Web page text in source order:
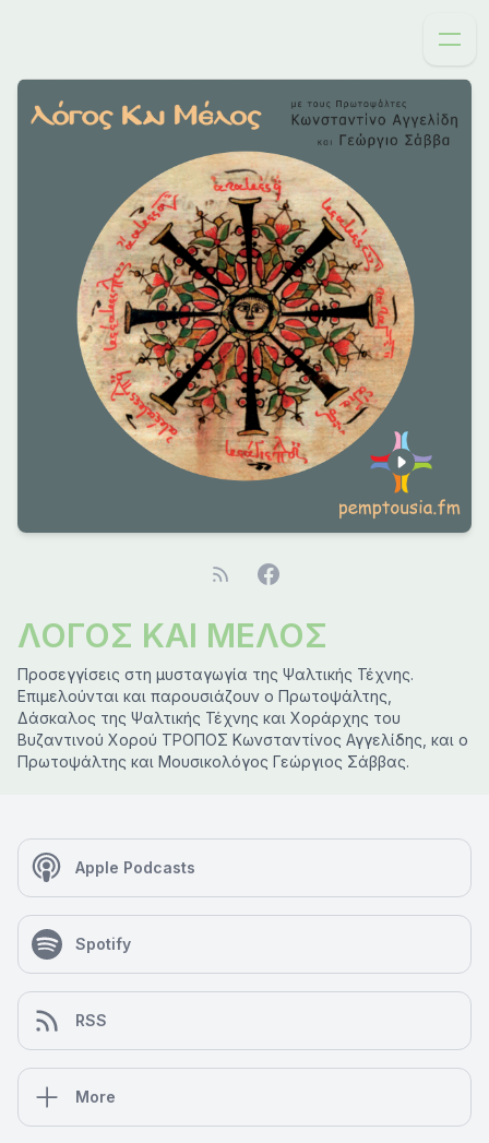
ΛΟΓΟΣ ΚΑΙ ΜΕΛΟΣ
Προσεγγίσεις στη μυσταγωγία της Ψαλτικής Τέχνης.
Επιμελούνται και παρουσιάζουν ο Πρωτοψάλτης,
Δάσκαλος της Ψαλτικής Τέχνης και Χοράρχης του
Βυζαντινού Χορού ΤΡΟΠΟΣ Κωνσταντίνος Αγγελίδης, και ο
Πρωτοψάλτης και Μουσικολόγος Γεώργιος Σάββας.
Apple Podcasts
Spotify
RSS
More